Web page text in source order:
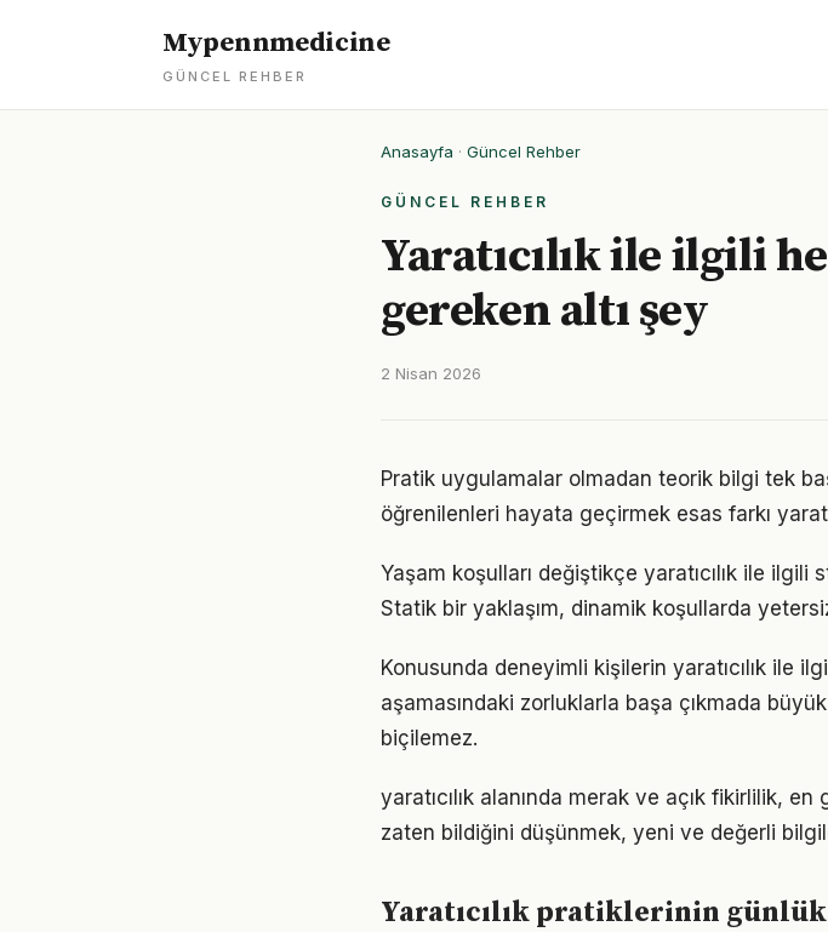
Mypennmedicine
GÜNCEL REHBER
Anasayfa · Güncel Rehber
GÜNCEL REHBER
Yaratıcılık ile ilgili
gereken altı şey
2 Nisan 2026
Pratik uygulamalar olmadan teorik bilgi tek
öğrenilenleri hayata geçirmek esas farkı
Yaşam koşulları değiştikçe yaratıcılık ile
Statik bir yaklaşım, dinamik koşullarda
Konusunda deneyimli kişilerin yaratıcılık ile
aşamasındaki zorluklarla başa çıkmada
biçilemez.
yaratıcılık alanında merak ve açık fikirlilik,
zaten bildiğini düşünmek, yeni ve değerli
Yaratıcılık pratiklerinin